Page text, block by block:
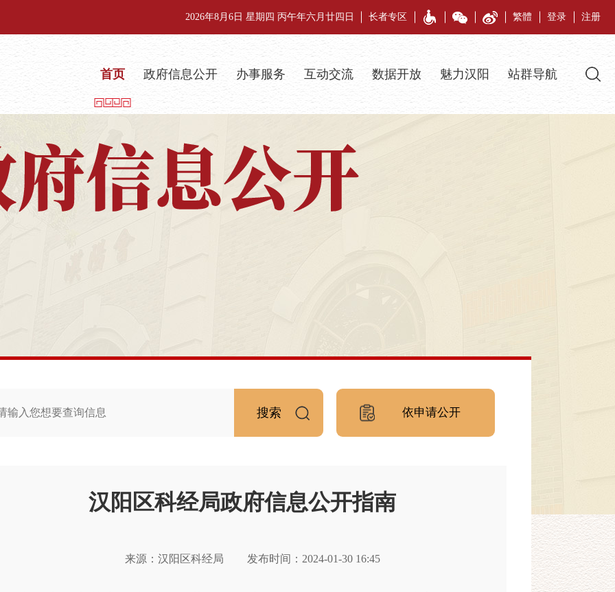
2026年8月6日 星期四 丙午年六月廿四日 长者专区 繁體 登录 注册
首页 政府信息公开 办事服务 互动交流 数据开放 魅力汉阳 站群导航
搜索 依申请公开
汉阳区科经局政府信息公开指南
来源：汉阳区科经局 发布时间：2024-01-30 16:45